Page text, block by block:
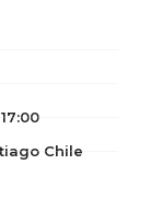
Chile